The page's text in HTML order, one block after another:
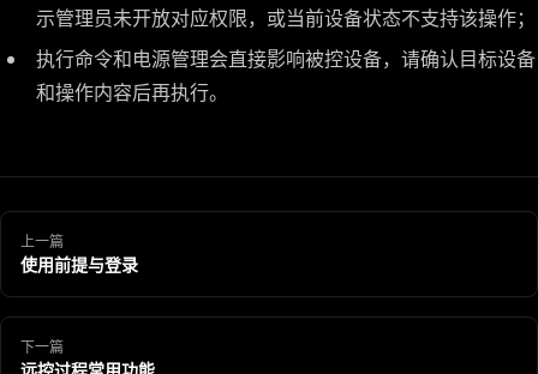
示管理员未开放对应权限，或当前设备状态不支持该操作；
执行命令和电源管理会直接影响被控设备，请确认目标设备
和操作内容后再执行。
上一篇
使用前提与登录
下一篇